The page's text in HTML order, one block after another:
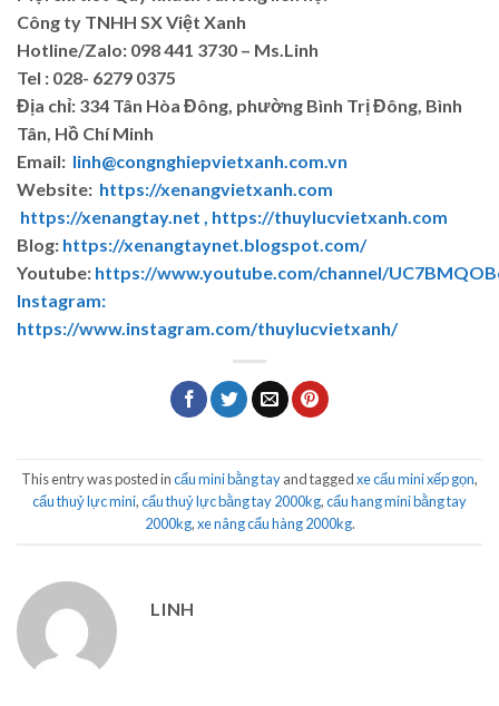
Công ty TNHH SX Việt Xanh
Hotline/Zalo: 098 441 3730 – Ms.Linh
Tel : 028- 6279 0375
Địa chỉ: 334 Tân Hòa Đông, phường Bình Trị Đông, Bình
Tân, Hồ Chí Minh
Email: linh@congnghiepvietxanh.com.vn
Website: https://xenangvietxanh.com
https://xenangtay.net , https://thuylucvietxanh.com
Blog: https://xenangtaynet.blogspot.com/
Youtube: https://www.youtube.com/channel/
Instagram:
https://www.instagram.com/thuylucvietxanh/
This entry was posted incẩu mini bằng tayand taggedxe cẩu mini xếp gọn,
cẩu thuỷ lực mini,cẩu thuỷ lực bằng tay 2000kg,cẩu hang mini bằng tay
2000kg,xe nâng cẩu hàng 2000kg.
LINH